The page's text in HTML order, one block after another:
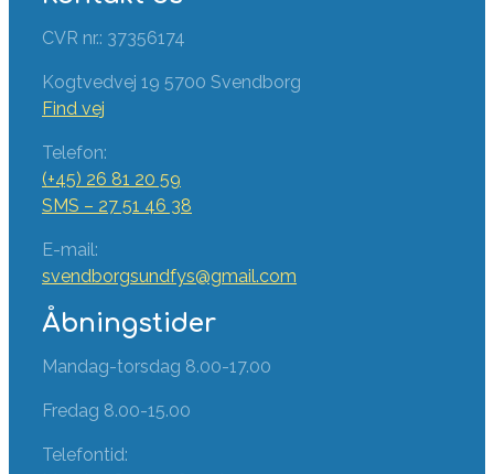
CVR nr.: 37356174
Kogtvedvej 19 5700 Svendborg
Find vej
Telefon:
(+45) 26 81 20 59
SMS – 27 51 46 38
E-mail:
svendborgsundfys@gmail.com
Åbningstider
Mandag-torsdag 8.00-17.00
Fredag 8.00-15.00
Telefontid: